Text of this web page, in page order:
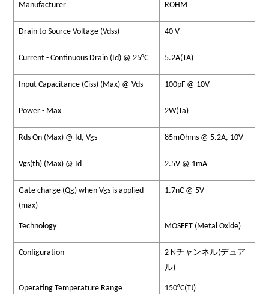
Manufacturer ROHM
Drain to Source Voltage (Vdss) 40 V
Current - Continuous Drain (Id) @ 25°C 5.2A(TA)
Input Capacitance (Ciss) (Max) @ Vds 100pF @ 10V
Power - Max 2W(Ta)
Rds On (Max) @ Id, Vgs 85mOhms @ 5.2A, 10V
Vgs(th) (Max) @ Id 2.5V @ 1mA
Gate charge (Qg) when Vgs is applied
(max)
1.7nC @ 5V
Technology MOSFET (Metal Oxide)
Configuration
2 Nチャンネル(デュア
ル)
Operating Temperature Range 150°C(TJ)